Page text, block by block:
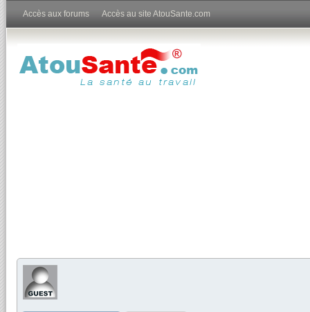
Accès aux forums Accès au site AtouSante.com